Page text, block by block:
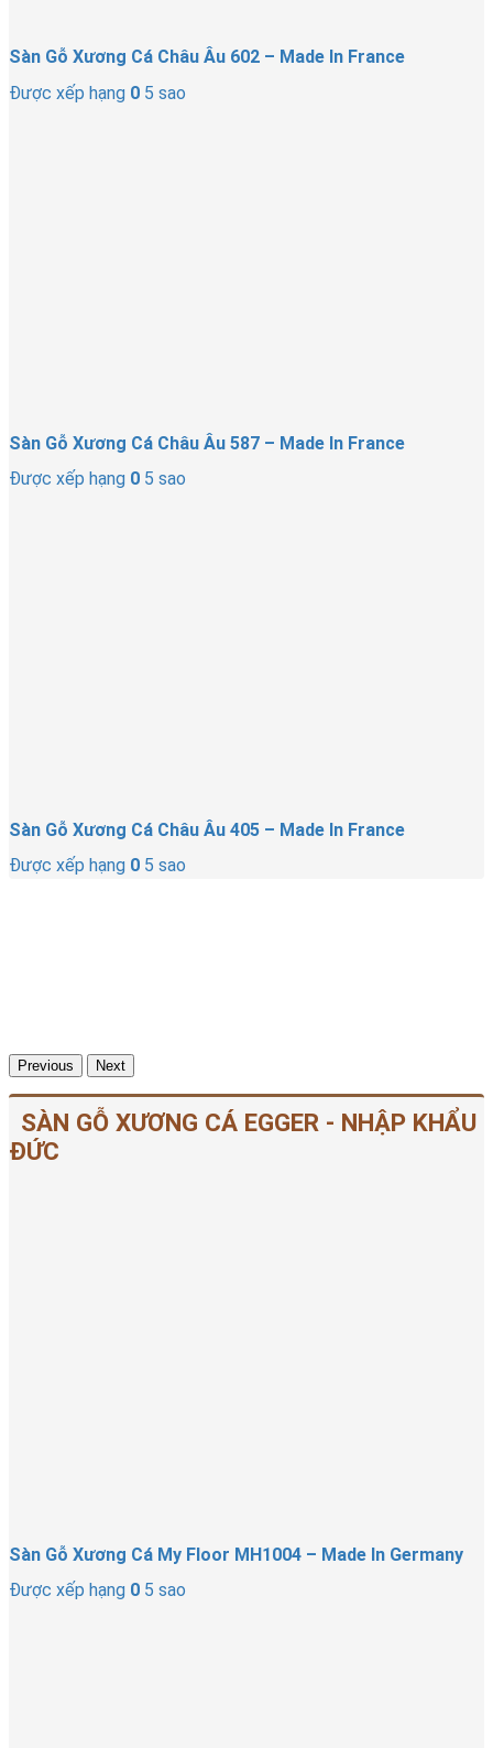
Sàn Gỗ Xương Cá Châu Âu 602 – Made In France
Được xếp hạng 0 5 sao
Sàn Gỗ Xương Cá Châu Âu 587 – Made In France
Được xếp hạng 0 5 sao
Sàn Gỗ Xương Cá Châu Âu 405 – Made In France
Được xếp hạng 0 5 sao
Previous Next
SÀN GỖ XƯƠNG CÁ EGGER - NHẬP KHẨU
ĐỨC
Sàn Gỗ Xương Cá My Floor MH1004 – Made In Germany
Được xếp hạng 0 5 sao